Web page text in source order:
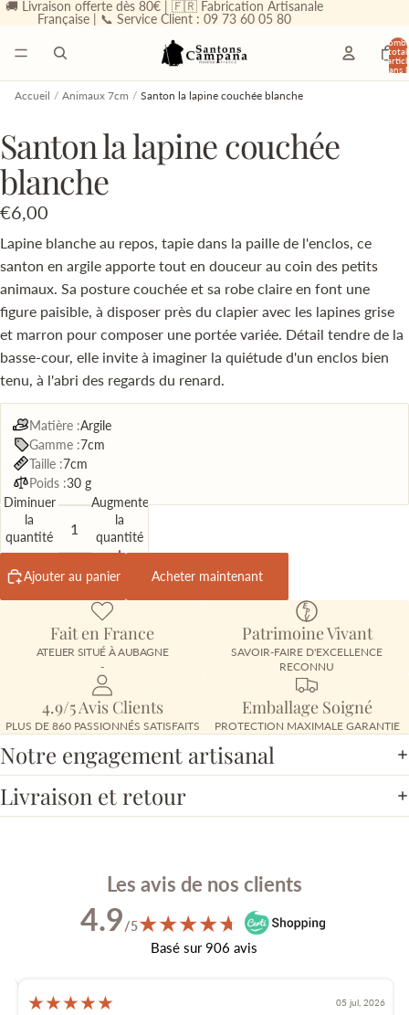
🚚 Livraison offerte dès 80€ | 🇫🇷 Fabrication Artisanale
Française | 📞 Service Client : 09 73 60 05 80
total
dans
Accueil / Animaux 7cm / Santon la lapine couchée blanche
Santon la lapine couchée
blanche
€6,00
Lapine blanche au repos, tapie dans la paille de l'enclos, ce
santon en argile apporte tout en douceur au coin des petits
animaux. Sa posture couchée et sa robe claire en font une
figure paisible, à disposer près du clapier avec les lapines grise
et marron pour composer une portée variée. Détail tendre de la
basse-cour, elle invite à imaginer la quiétude d'un enclos bien
tenu, à l'abri des regards du renard.
Matière :Argile
Gamme :7cm
Taille :7cm
Poids :30 g
Diminuer
la
quantité
Augmenter
la
quantité
Ajouter au panier Acheter maintenant
Fait en France
ATELIER SITUÉ À AUBAGNE
-
Patrimoine Vivant
SAVOIR-FAIRE D'EXCELLENCE
RECONNU
4.9/5 Avis Clients
PLUS DE 860 PASSIONNÉS SATISFAITS
Emballage Soigné
PROTECTION MAXIMALE GARANTIE
Notre engagement artisanal
Livraison et retour
Les avis de nos clients
4.9/5★★★★★
★
Basé sur 906 avis
★★★★★ 05 jul, 2026